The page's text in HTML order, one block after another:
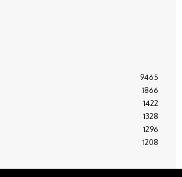
9465
1866
1422
1328
1296
1208